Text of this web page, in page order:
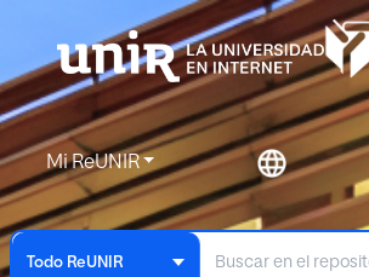
Mi ReUNIR
Todo ReUNIR